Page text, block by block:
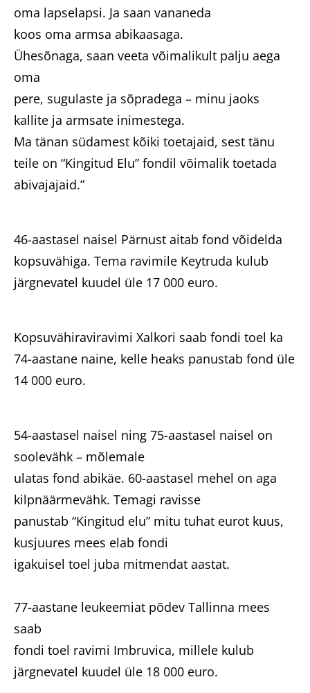
oma lapselapsi. Ja saan vananeda
koos oma armsa abikaasaga.
Ühesõnaga, saan veeta võimalikult palju aega
oma
pere, sugulaste ja sõpradega – minu jaoks
kallite ja armsate inimestega.
Ma tänan südamest kõiki toetajaid, sest tänu
teile on “Kingitud Elu” fondil võimalik toetada
abivajajaid.”
46-aastasel naisel Pärnust aitab fond võidelda
kopsuvähiga. Tema ravimile Keytruda kulub
järgnevatel kuudel üle 17 000 euro.
Kopsuvähiraviravimi Xalkori saab fondi toel ka
74-aastane naine, kelle heaks panustab fond üle
14 000 euro.
54-aastasel naisel ning 75-aastasel naisel on
soolevähk – mõlemale
ulatas fond abikäe. 60-aastasel mehel on aga
kilpnäärmevähk. Temagi ravisse
panustab “Kingitud elu” mitu tuhat eurot kuus,
kusjuures mees elab fondi
igakuisel toel juba mitmendat aastat.
77-aastane leukeemiat põdev Tallinna mees
saab
fondi toel ravimi Imbruvica, millele kulub
järgnevatel kuudel üle 18 000 euro.